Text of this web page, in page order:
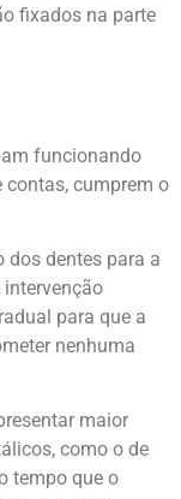
fixados na parte
funcionando
cumprem o
dos dentes para a
para que a
nenhuma
maior
como o de
tempo que o